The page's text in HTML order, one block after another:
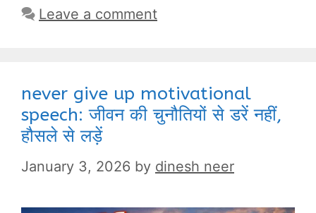
Leave a comment
never give up motivational
speech: जीवन की चुनौतियों से डरें नहीं,
हौसले से लड़ें
January 3, 2026 by dinesh neer